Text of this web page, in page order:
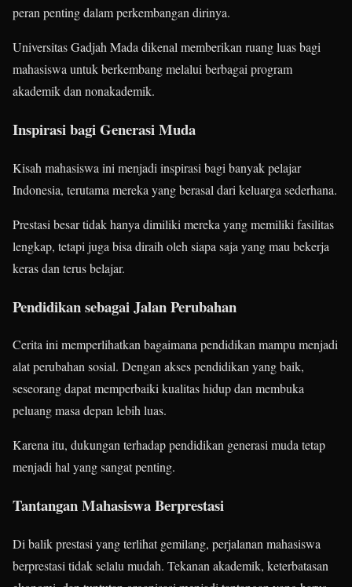
peran penting dalam perkembangan dirinya.
Universitas Gadjah Mada dikenal memberikan ruang luas bagi
mahasiswa untuk berkembang melalui berbagai program
akademik dan nonakademik.
Inspirasi bagi Generasi Muda
Kisah mahasiswa ini menjadi inspirasi bagi banyak pelajar
Indonesia, terutama mereka yang berasal dari keluarga sederhana.
Prestasi besar tidak hanya dimiliki mereka yang memiliki fasilitas
lengkap, tetapi juga bisa diraih oleh siapa saja yang mau bekerja
keras dan terus belajar.
Pendidikan sebagai Jalan Perubahan
Cerita ini memperlihatkan bagaimana pendidikan mampu menjadi
alat perubahan sosial. Dengan akses pendidikan yang baik,
seseorang dapat memperbaiki kualitas hidup dan membuka
peluang masa depan lebih luas.
Karena itu, dukungan terhadap pendidikan generasi muda tetap
menjadi hal yang sangat penting.
Tantangan Mahasiswa Berprestasi
Di balik prestasi yang terlihat gemilang, perjalanan mahasiswa
berprestasi tidak selalu mudah. Tekanan akademik, keterbatasan